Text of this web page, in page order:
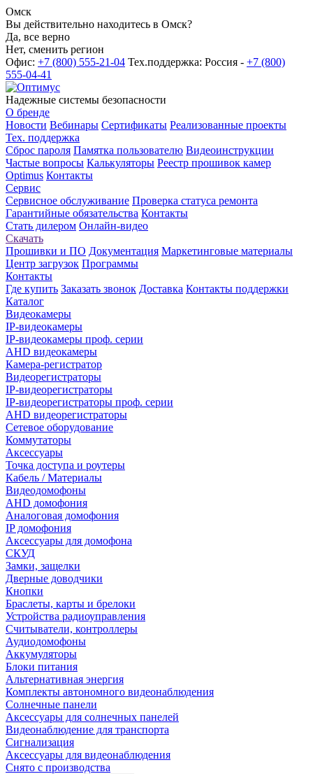
Омск
Вы действительно находитесь в Омск?
Да, все верно
Нет, сменить регион
Офис: +7 (800) 555-21-04 Тех.поддержка: Россия - +7 (800)
555-04-41
Надежные системы безопасности
О бренде
Новости Вебинары Сертификаты Реализованные проекты
Тех. поддержка
Сброс пароля Памятка пользователю Видеоинструкции
Частые вопросы Калькуляторы Реестр прошивок камер
Optimus Контакты
Сервис
Сервисное обслуживание Проверка статуса ремонта
Гарантийные обязательства Контакты
Стать дилером Онлайн-видео
Скачать
Прошивки и ПО Документация Маркетинговые материалы
Центр загрузок Программы
Контакты
Где купить Заказать звонок Доставка Контакты поддержки
Каталог
Видеокамеры
IP-видеокамеры
IP-видеокамеры проф. серии
AHD видеокамеры
Камера-регистратор
Видеорегистраторы
IP-видеорегистраторы
IP-видеорегистраторы проф. серии
AHD видеорегистраторы
Сетевое оборудование
Коммутаторы
Аксессуары
Точка доступа и роутеры
Кабель / Материалы
Видеодомофоны
AHD домофония
Аналоговая домофония
IP домофония
Аксессуары для домофона
СКУД
Замки, защелки
Дверные доводчики
Кнопки
Браслеты, карты и брелоки
Устройства радиоуправления
Считыватели, контроллеры
Аудиодомофоны
Аккумуляторы
Блоки питания
Альтернативная энергия
Комплекты автономного видеонаблюдения
Солнечные панели
Аксессуары для солнечных панелей
Видеонаблюдение для транспорта
Сигнализация
Аксессуары для видеонаблюдения
Снято с производства